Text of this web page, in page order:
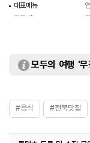
대표메뉴
취급메뉴
모두의 여행 '
#음식 #전북맛집